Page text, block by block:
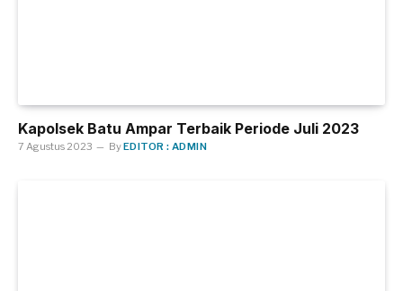
Kapolsek Batu Ampar Terbaik Periode Juli 2023
7 Agustus 2023 ByEDITOR : ADMIN